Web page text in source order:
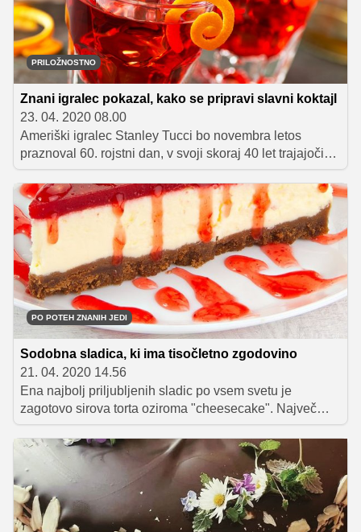
PRILOŽNOSTNO
Znani igralec pokazal, kako se pripravi slavni koktajl
23. 04. 2020 08.00
Ameriški igralec Stanley Tucci bo novembra letos
praznoval 60. rojstni dan, v svoji skoraj 40 let trajajoči
karieri pa se lahko pohvali s številnimi znanimi vlogami,
med drugim tudi z nominacijami tako za oskarja kot
grammyja. V zasebnem življenju ga je pred leti doletela
tragedija, ko mu je za posledicami raka umrla žena,
novo srečo pa je našel v objemu Felicity Blunt. V dneh,
ko se večina svetovnega prebivalstva umika v
samoizolacijo, je posnel video, kako pripraviti negroni,
ki bo navdušil tudi ženo.
PO POTEH ZNANIH JEDI
Sodobna sladica, ki ima tisočletno zgodovino
21. 04. 2020 14.56
Ena najbolj priljubljenih sladic po vsem svetu je
zagotovo sirova torta oziroma "cheesecake". Največ
"reklame" je dobila newyorška različica, vendar pa New
York ni "rojstni kraj" slavne tortice, čeprav so
Newyorčani izjemno ponosni nanjo. Ta sladka pregreha
sega precej dlje v zgodovino. Stara je namreč okoli
4000 let.